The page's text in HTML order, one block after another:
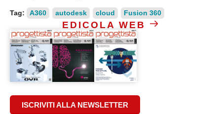
Tag: A360 autodesk cloud Fusion 360
EDICOLA WEB
ISCRIVITI ALLA NEWSLETTER